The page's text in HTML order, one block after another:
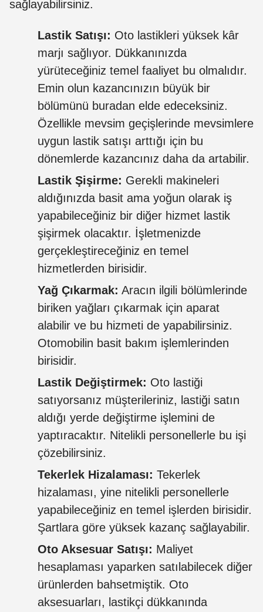
sağlayabilirsiniz.
Lastik Satışı: Oto lastikleri yüksek kâr
marjı sağlıyor. Dükkanınızda
yürüteceğiniz temel faaliyet bu olmalıdır.
Emin olun kazancınızın büyük bir
bölümünü buradan elde edeceksiniz.
Özellikle mevsim geçişlerinde mevsimlere
uygun lastik satışı arttığı için bu
dönemlerde kazancınız daha da artabilir.
Lastik Şişirme: Gerekli makineleri
aldığınızda basit ama yoğun olarak iş
yapabileceğiniz bir diğer hizmet lastik
şişirmek olacaktır. İşletmenizde
gerçekleştireceğiniz en temel
hizmetlerden birisidir.
Yağ Çıkarmak: Aracın ilgili bölümlerinde
biriken yağları çıkarmak için aparat
alabilir ve bu hizmeti de yapabilirsiniz.
Otomobilin basit bakım işlemlerinden
birisidir.
Lastik Değiştirmek: Oto lastiği
satıyorsanız müşterileriniz, lastiği satın
aldığı yerde değiştirme işlemini de
yaptıracaktır. Nitelikli personellerle bu işi
çözebilirsiniz.
Tekerlek Hizalaması: Tekerlek
hizalaması, yine nitelikli personellerle
yapabileceğiniz en temel işlerden birisidir.
Şartlara göre yüksek kazanç sağlayabilir.
Oto Aksesuar Satışı: Maliyet
hesaplaması yaparken satılabilecek diğer
ürünlerden bahsetmiştik. Oto
aksesuarları, lastikçi dükkanında